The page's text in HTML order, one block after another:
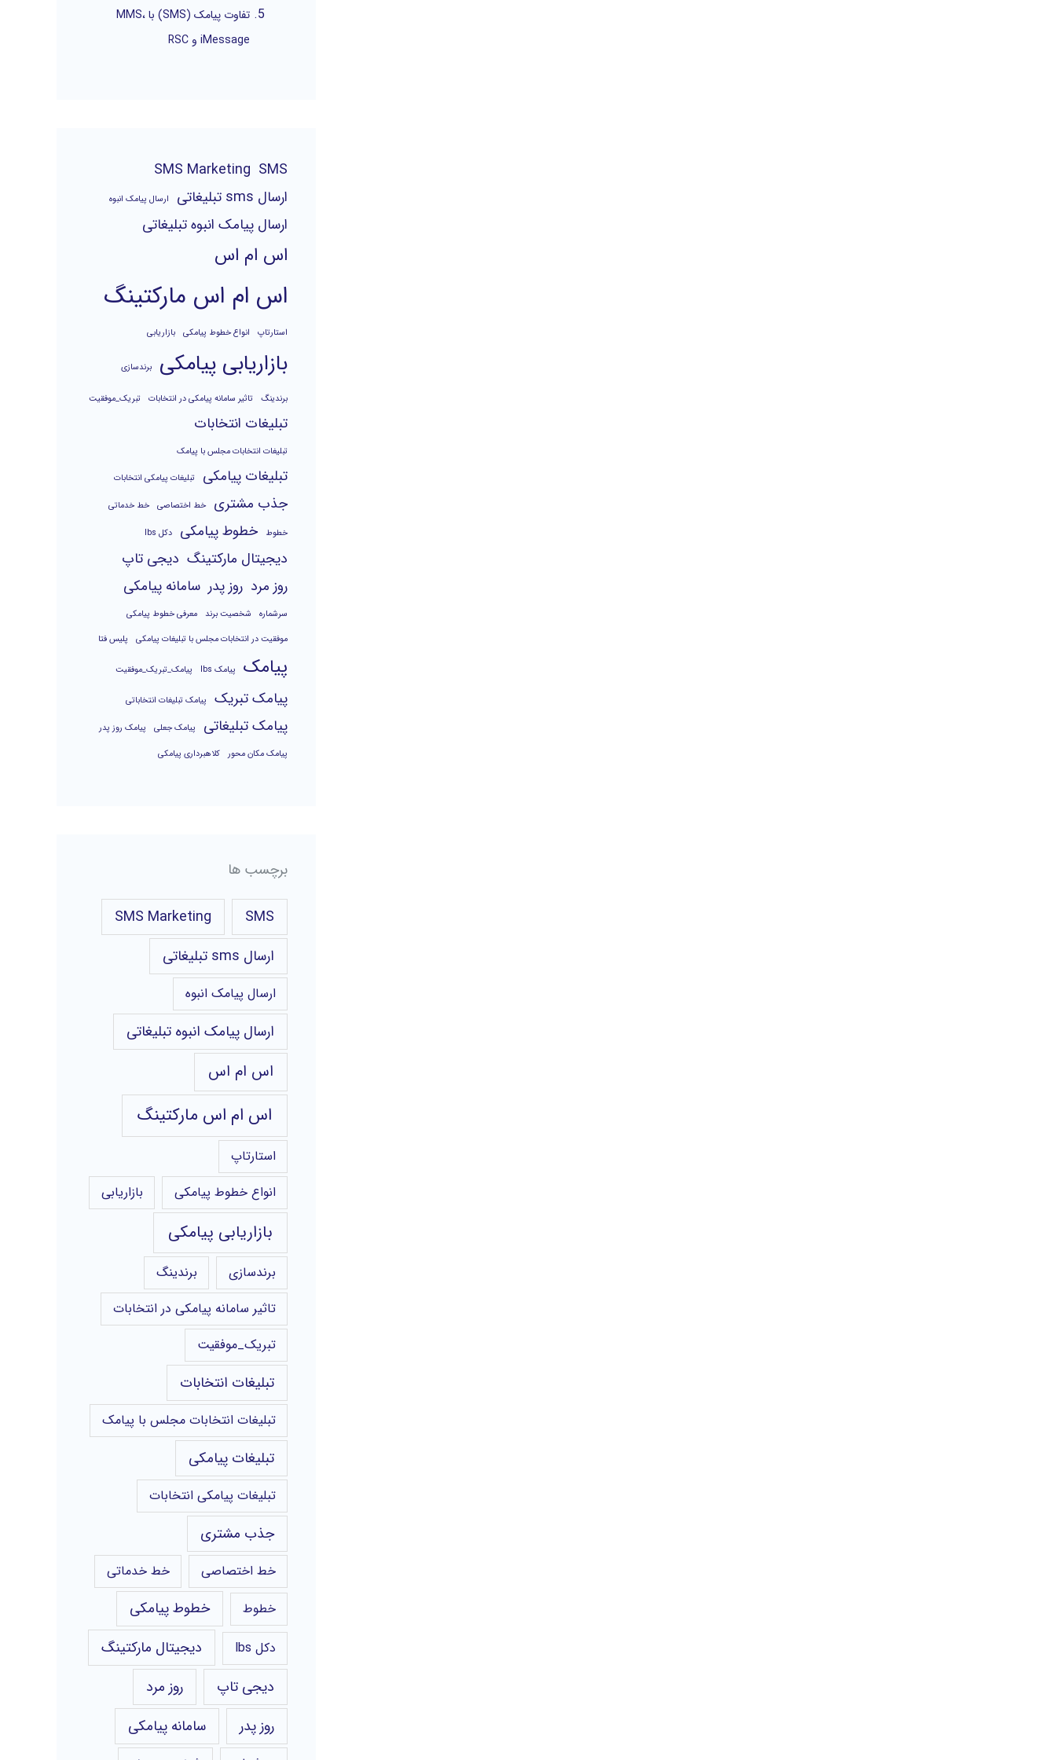
تفاوت پیامک (SMS) با MMS،
iMessage و RSC
SMS
SMS Marketing
ارسال sms تبلیغاتی
ارسال پیامک انبوه
ارسال پیامک انبوه تبلیغاتی
اس ام اس
اس ام اس مارکتینگ
استارتاپ انواع خطوط پیامکی بازاریابی
بازاریابی پیامکی برندسازی
برندینگ تاثیر سامانه پیامکی در انتخابات تبریک_موفقیت
تبلیغات انتخابات
تبلیغات انتخابات مجلس با پیامک
تبلیغات پیامکی تبلیغات پیامکی انتخابات
جذب مشتری خط اختصاصی خط خدماتی
خطوط خطوط پیامکی دکل lbs
دیجیتال مارکتینگ دیجی تاپ
روز مرد روز پدر سامانه پیامکی
سرشماره شخصیت برند معرفی خطوط پیامکی
موفقیت در انتخابات مجلس با تبلیغات پیامکی
پلیس فتا
پیامک پیامک lbs پیامک_تبریک_موفقیت
پیامک تبریک پیامک تبلیغات انتخاباتی
پیامک تبلیغاتی پیامک جعلی
پیامک روز پدر
پیامک مکان محور کلاهبرداری پیامکی
برچسب ها
SMS
SMS Marketing
ارسال sms تبلیغاتی
ارسال پیامک انبوه
ارسال پیامک انبوه تبلیغاتی
اس ام اس
اس ام اس مارکتینگ
استارتاپ
انواع خطوط پیامکی
بازاریابی
بازاریابی پیامکی
برندسازی
برندینگ
تاثیر سامانه پیامکی در انتخابات
تبریک_موفقیت
تبلیغات انتخابات
تبلیغات انتخابات مجلس با پیامک
تبلیغات پیامکی
تبلیغات پیامکی انتخابات
جذب مشتری
خط اختصاصی
خط خدماتی
خطوط
خطوط پیامکی
دکل lbs
دیجیتال مارکتینگ
دیجی تاپ
روز مرد
روز پدر
سامانه پیامکی